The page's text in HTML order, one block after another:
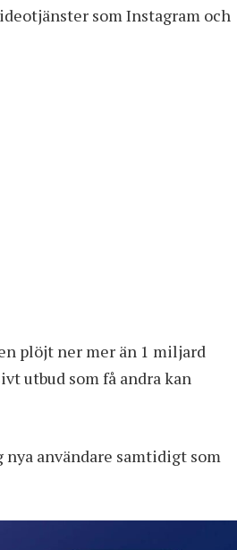
som Instagram och
plöjt ner mer än 1 miljard
utbud som få andra kan
användare samtidigt som